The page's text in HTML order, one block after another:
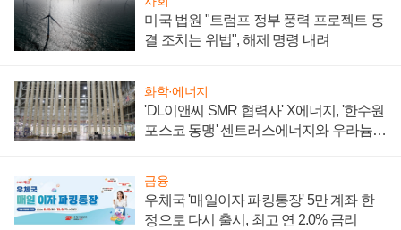
미국 법원 "트럼프 정부 풍력 프로젝트 동
결 조치는 위법", 해제 명령 내려
화학·에너지
'DL이앤씨 SMR 협력사' X에너지, '한수원
포스코 동맹' 센트러스에너지와 우라늄
금융
우체국 '매일이자 파킹통장' 5만 계좌 한
정으로 다시 출시, 최고 연 2.0% 금리